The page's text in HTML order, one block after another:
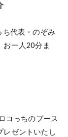
代表・のぞみ
お一人20分ま
コっちのブース
レゼントいたし